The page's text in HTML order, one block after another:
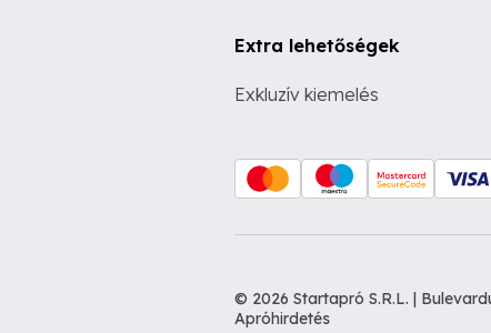
Extra lehetőségek
Exkluzív kiemelés
© 2026 Startapró S.R.L. |
Apróhirdetés